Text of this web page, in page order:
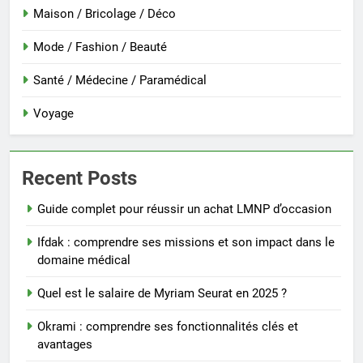
Maison / Bricolage / Déco
Mode / Fashion / Beauté
Santé / Médecine / Paramédical
Voyage
Recent Posts
Guide complet pour réussir un achat LMNP d’occasion
Ifdak : comprendre ses missions et son impact dans le
domaine médical
Quel est le salaire de Myriam Seurat en 2025 ?
Okrami : comprendre ses fonctionnalités clés et
avantages